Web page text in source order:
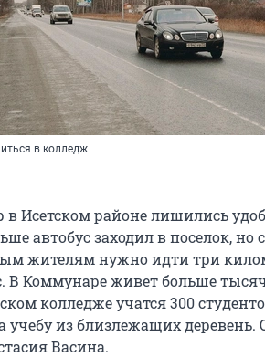
в колледж
Исетском районе лишились
автобус заходил в поселок, но
жителям нужно идти три
В Коммунаре живет больше
колледже учатся 300
из близлежащих деревень.
Васина.